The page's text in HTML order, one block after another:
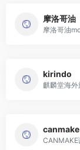
摩洛哥油
kirindo
canmake